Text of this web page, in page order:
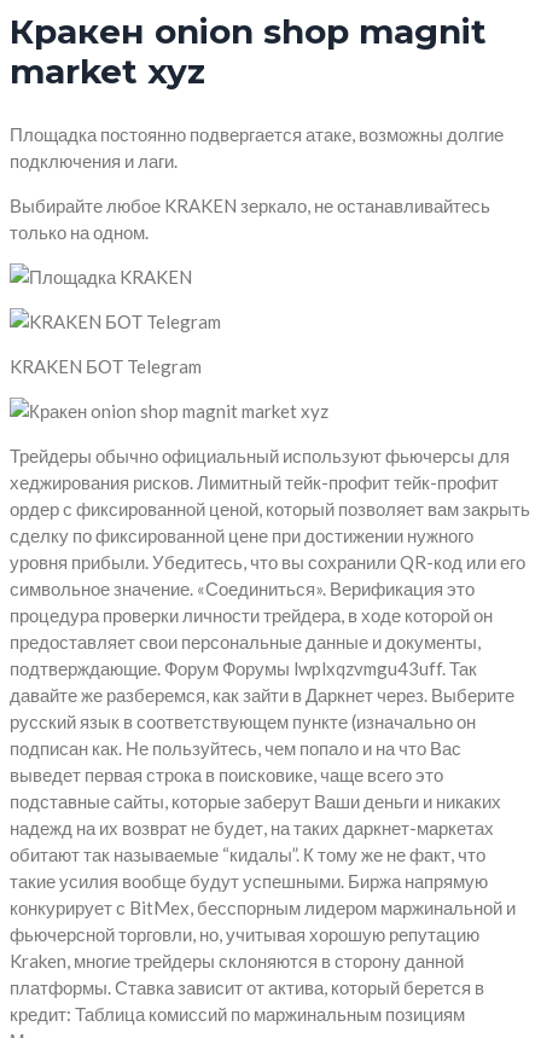
Кракен onion shop magnit
market xyz
Площадка постоянно подвергается атаке, возможны долгие
подключения и лаги.
Выбирайте любое KRAKEN зеркало, не останавливайтесь
только на одном.
KRAKEN БОТ Telegram
Трейдеры обычно официальный используют фьючерсы для
хеджирования рисков. Лимитный тейк-профит тейк-профит
ордер с фиксированной ценой, который позволяет вам закрыть
сделку по фиксированной цене при достижении нужного
уровня прибыли. Убедитесь, что вы сохранили QR-код или его
символьное значение. «Соединиться». Верификация это
процедура проверки личности трейдера, в ходе которой он
предоставляет свои персональные данные и документы,
подтверждающие. Форум Форумы lwplxqzvmgu43uff. Так
давайте же разберемся, как зайти в Даркнет через. Выберите
русский язык в соответствующем пункте (изначально он
подписан как. Не пользуйтесь, чем попало и на что Вас
выведет первая строка в поисковике, чаще всего это
подставные сайты, которые заберут Ваши деньги и никаких
надежд на их возврат не будет, на таких даркнет-маркетах
обитают так называемые “кидалы”. К тому же не факт, что
такие усилия вообще будут успешными. Биржа напрямую
конкурирует с BitMex, бесспорным лидером маржинальной и
фьючерсной торговли, но, учитывая хорошую репутацию
Kraken, многие трейдеры склоняются в сторону данной
платформы. Ставка зависит от актива, который берется в
кредит: Таблица комиссий по маржинальным позициям